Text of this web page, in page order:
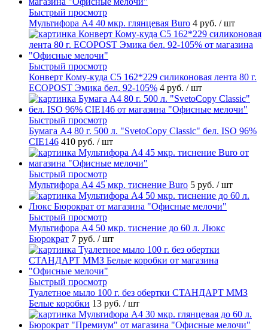
Быстрый просмотр
Мультифора А4 40 мкр. глянцевая Buro 4 руб. / шт
Быстрый просмотр
Конверт Кому-куда С5 162*229 силиконовая лента 80 г.
ECOPOST Эмика бел. 92-105% 4 руб. / шт
Быстрый просмотр
Бумага А4 80 г. 500 л. "SvetoCopy Classic" бел. ISO 96%
CIE146 410 руб. / шт
Быстрый просмотр
Мультифора А4 45 мкр. тиснение Buro 5 руб. / шт
Быстрый просмотр
Мультифора А4 50 мкр. тиснение до 60 л. Люкс
Бюрократ 7 руб. / шт
Быстрый просмотр
Туалетное мыло 100 г. без обертки СТАНДАРТ ММЗ
Белые коробки 13 руб. / шт